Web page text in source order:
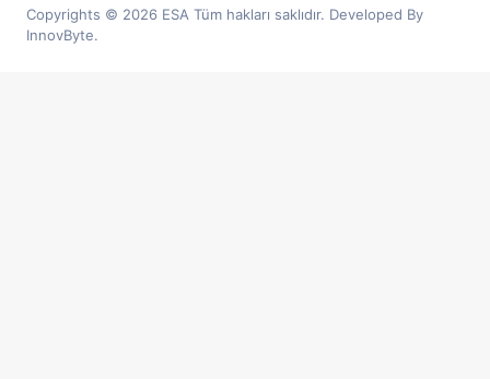
Copyrights © 2026 ESA Tüm hakları saklıdır. Developed By
InnovByte.